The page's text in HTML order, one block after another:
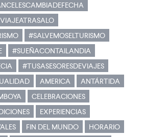
#SALVEMOSELTURISMO
#SUEÑACONTAILANDIA
#TUSASESORESDEVIAJES
AMERICA
ANTÁRTIDA
CELEBRACIONES
EXPERIENCIAS
FIN DEL MUNDO
HORARIO